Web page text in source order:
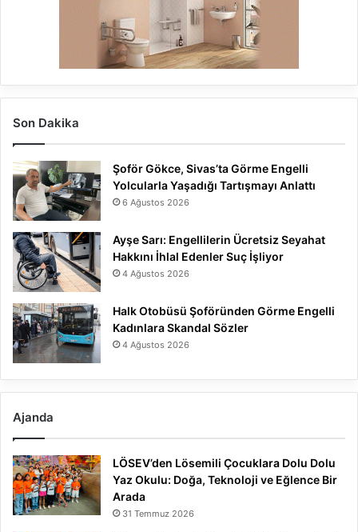
Son Dakika
Şoför Gökce, Sivas’ta Görme Engelli
Yolcularla Yaşadığı Tartışmayı Anlattı
6 Ağustos 2026
Ayşe Sarı: Engellilerin Ücretsiz Seyahat
Hakkını İhlal Edenler Suç İşliyor
4 Ağustos 2026
Halk Otobüsü Şoföründen Görme Engelli
Kadınlara Skandal Sözler
4 Ağustos 2026
Ajanda
LÖSEV’den Lösemili Çocuklara Dolu Dolu
Yaz Okulu: Doğa, Teknoloji ve Eğlence Bir
Arada
31 Temmuz 2026